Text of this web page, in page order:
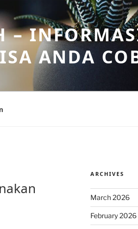
–
ANDA
ARCHIVES
March 2026
February 2026